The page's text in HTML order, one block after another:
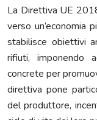
La Direttiva UE
verso un’economia
stabilisce obiettivi
rifiuti, imponendo
concrete per
direttiva pone
del produttore,